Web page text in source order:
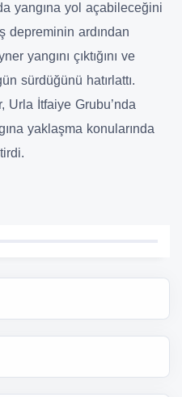
yangına yol açabileceğini
depreminin ardından
yangını çıktığını ve
sürdüğünü hatırlattı.
Urla İtfaiye Grubu’nda
yaklaşma konularında